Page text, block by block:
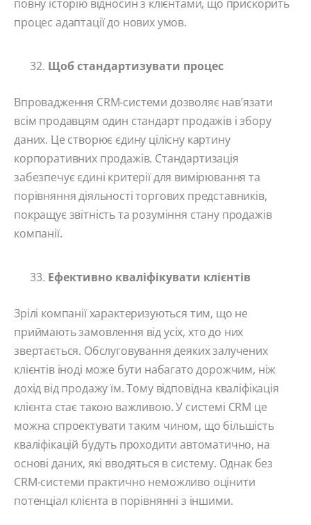
процес адаптації до нових умов.
Щоб стандартизувати процес
Впровадження CRM-системи дозволяє нав’язати
всім продавцям один стандарт продажів і збору
даних. Це створює єдину цілісну картину
корпоративних продажів. Стандартизація
забезпечує єдині критерії для вимірювання та
порівняння діяльності торгових представників,
покращує звітність та розуміння стану продажів
компанії.
Ефективно кваліфікувати клієнтів
Зрілі компанії характеризуються тим, що не
приймають замовлення від усіх, хто до них
звертається. Обслуговування деяких залучених
клієнтів іноді може бути набагато дорожчим, ніж
дохід від продажу їм. Тому відповідна кваліфікація
клієнта стає такою важливою. У системі CRM це
можна спроектувати таким чином, що більшість
кваліфікацій будуть проходити автоматично, на
основі даних, які вводяться в систему. Однак без
CRM-системи практично неможливо оцінити
потенціал клієнта в порівнянні з іншими.